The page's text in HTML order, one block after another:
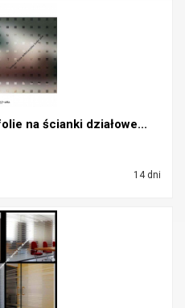
na ścianki działowe...
14 dni